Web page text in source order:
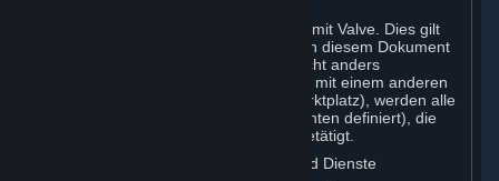
Ihre Vertragsbeziehung besteht immer mit Valve. Dies gilt
für jede Interaktion mit Steam. Sofern in diesem Dokument
oder zum Zeitpunkt der Transaktion nicht anders
angegeben (z. B. bei einer Transaktion mit einem anderen
Abonnenten in einem Abonnement-Marktplatz), werden alle
Transaktionen für Abonnements (wie unten definiert), die
Sie auf Steam vornehmen, mit Valve getätigt.
B. Hardware; Abonnements; Inhalte und Dienste